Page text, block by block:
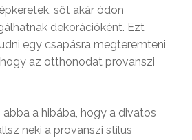
sőt akár ódon
dekorációként. Ezt
egy csapásra megteremteni,
az otthonodat provanszi
a hibába, hogy a divatos
neki a provanszi stílus